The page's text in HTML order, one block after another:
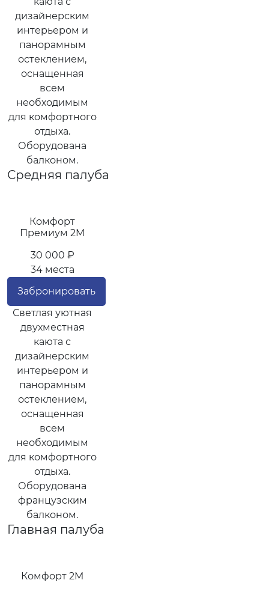
дизайнерским
интерьером и
панорамным
остеклением,
оснащенная
всем
необходимым
для комфортного
отдыха.
Оборудована
балконом.
Средняя палуба
Комфорт
Премиум 2M
30 000 ₽
34 места
Забронировать
Светлая уютная
двухместная
каюта с
дизайнерским
интерьером и
панорамным
остеклением,
оснащенная
всем
необходимым
для комфортного
отдыха.
Оборудована
французским
балконом.
Главная палуба
Комфорт 2M